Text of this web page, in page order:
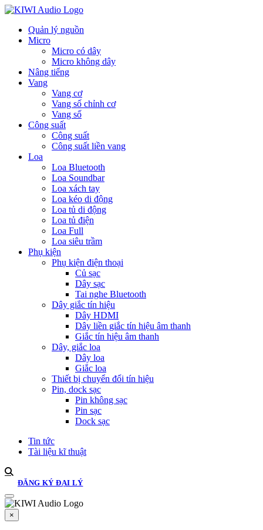
Quản lý nguồn
Micro
Micro có dây
Micro không dây
Nâng tiếng
Vang
Vang cơ
Vang số chỉnh cơ
Vang số
Công suất
Công suất
Công suất liền vang
Loa
Loa Bluetooth
Loa Soundbar
Loa xách tay
Loa kéo di động
Loa tủ di động
Loa tủ điện
Loa Full
Loa siêu trầm
Phụ kiện
Phụ kiện điện thoại
Củ sạc
Dây sạc
Tai nghe Bluetooth
Dây giắc tín hiệu
Dây HDMI
Dây liền giắc tín hiệu âm thanh
Giắc tín hiệu âm thanh
Dây, giắc loa
Dây loa
Giắc loa
Thiết bị chuyển đổi tín hiệu
Pin, dock sạc
Pin không sạc
Pin sạc
Dock sạc
Tin tức
Tài liệu kĩ thuật
ĐĂNG KÝ ĐẠI LÝ
×